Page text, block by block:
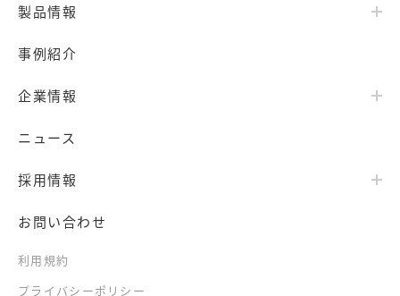
製品情報
事例紹介
企業情報
ニュース
採用情報
お問い合わせ
利用規約
プライバシーポリシー